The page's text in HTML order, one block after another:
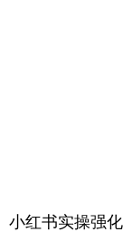
小红书实操强